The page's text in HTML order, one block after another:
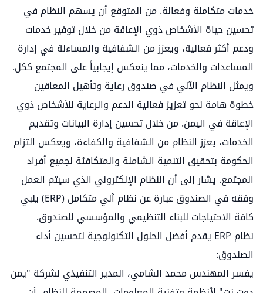
خدمات متكاملة وفعالة. من المتوقع أن يسهم النظام في
تحسين حياة الأشخاص ذوي الإعاقة من خلال توفير خدمات
ودعم أكثر فعالية، ويعزز من الشفافية والمساءلة في إدارة
المساعدات والخدمات، مما ينعكس إيجابياً على المجتمع ككل.
ويمثل النظام الآلي في صندوق رعاية وتأهيل المعاقين
خطوة هامة نحو تعزيز فعالية الدعم والرعاية للأشخاص ذوي
الإعاقة في اليمن. من خلال تحسين إدارة البيانات وتقديم
الخدمات، يعزز النظام من الشفافية والكفاءة، ويعكس التزام
الحكومة بتحقيق التنمية الشاملة والمتكافئة لجميع أفراد
المجتمع. يشار إلى أن النظام الإلكتروني الذي سيتم العمل
وفقه في الصندوق عبارة عن نظام آلي متكامل (ERP) يلبي
كافة الاحتياجات للبناء التنظيمي والمؤسسي للصندوق.
نظام ERP يقدم أفضل الحلول التكنولوجية لتحسين أداء
الصندوق:
يفسر المهندس محمد الشامي، المدير التنفيذي لشركة "يمن